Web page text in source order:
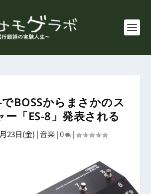
BOSSからまさかのス
ー「ES-8」発表される
23日(金) | 音楽|0 |